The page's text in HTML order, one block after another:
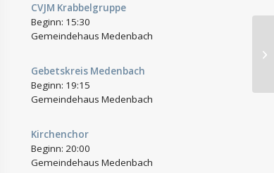
CVJM Krabbelgruppe
Beginn: 15:30
Gemeindehaus Medenbach
Gebetskreis Medenbach
Beginn: 19:15
Gemeindehaus Medenbach
Kirchenchor
Beginn:20:00
Gemeindehaus Medenbach